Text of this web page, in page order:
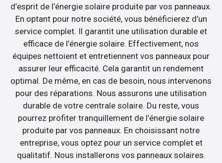
d’esprit de l’énergie solaire produite par vos panneaux.
En optant pour notre société, vous bénéficierez d’un
service complet. Il garantit une utilisation durable et
efficace de l’énergie solaire. Effectivement, nos
équipes nettoient et entretiennent vos panneaux pour
assurer leur efficacité. Cela garantit un rendement
optimal. De même, en cas de besoin, nous intervenons
pour des réparations. Nous assurons une utilisation
durable de votre centrale solaire. Du reste, vous
pourrez profiter tranquillement de l’énergie solaire
produite par vos panneaux. En choisissant notre
entreprise, vous optez pour un service complet et
qualitatif. Nous installerons vos panneaux solaires.